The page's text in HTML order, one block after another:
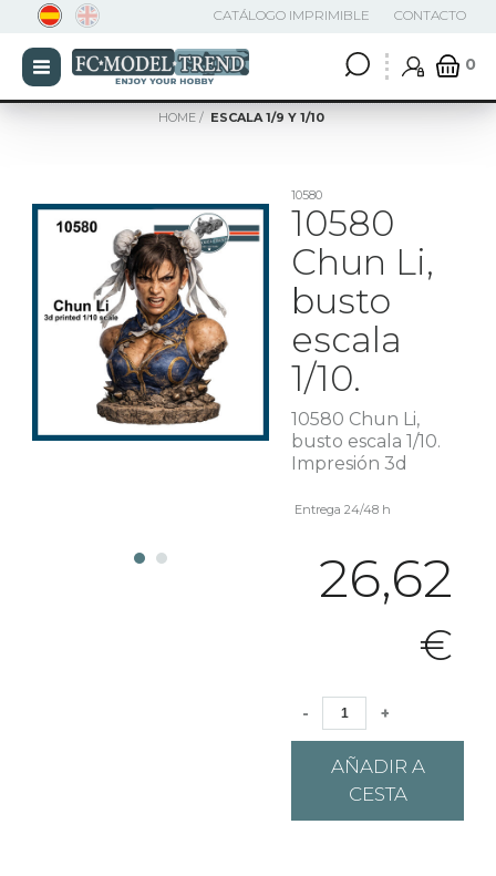
0
CATÁLOGO IMPRIMIBLE CONTACTO
HOME ESCALA 1/9 Y 1/10
10580
10580
Chun Li,
busto
escala
1/10.
10580 Chun Li,
busto escala 1/10.
Impresión 3d
Entrega 24/48 h
26,62
€
- +
AÑADIR A
CESTA